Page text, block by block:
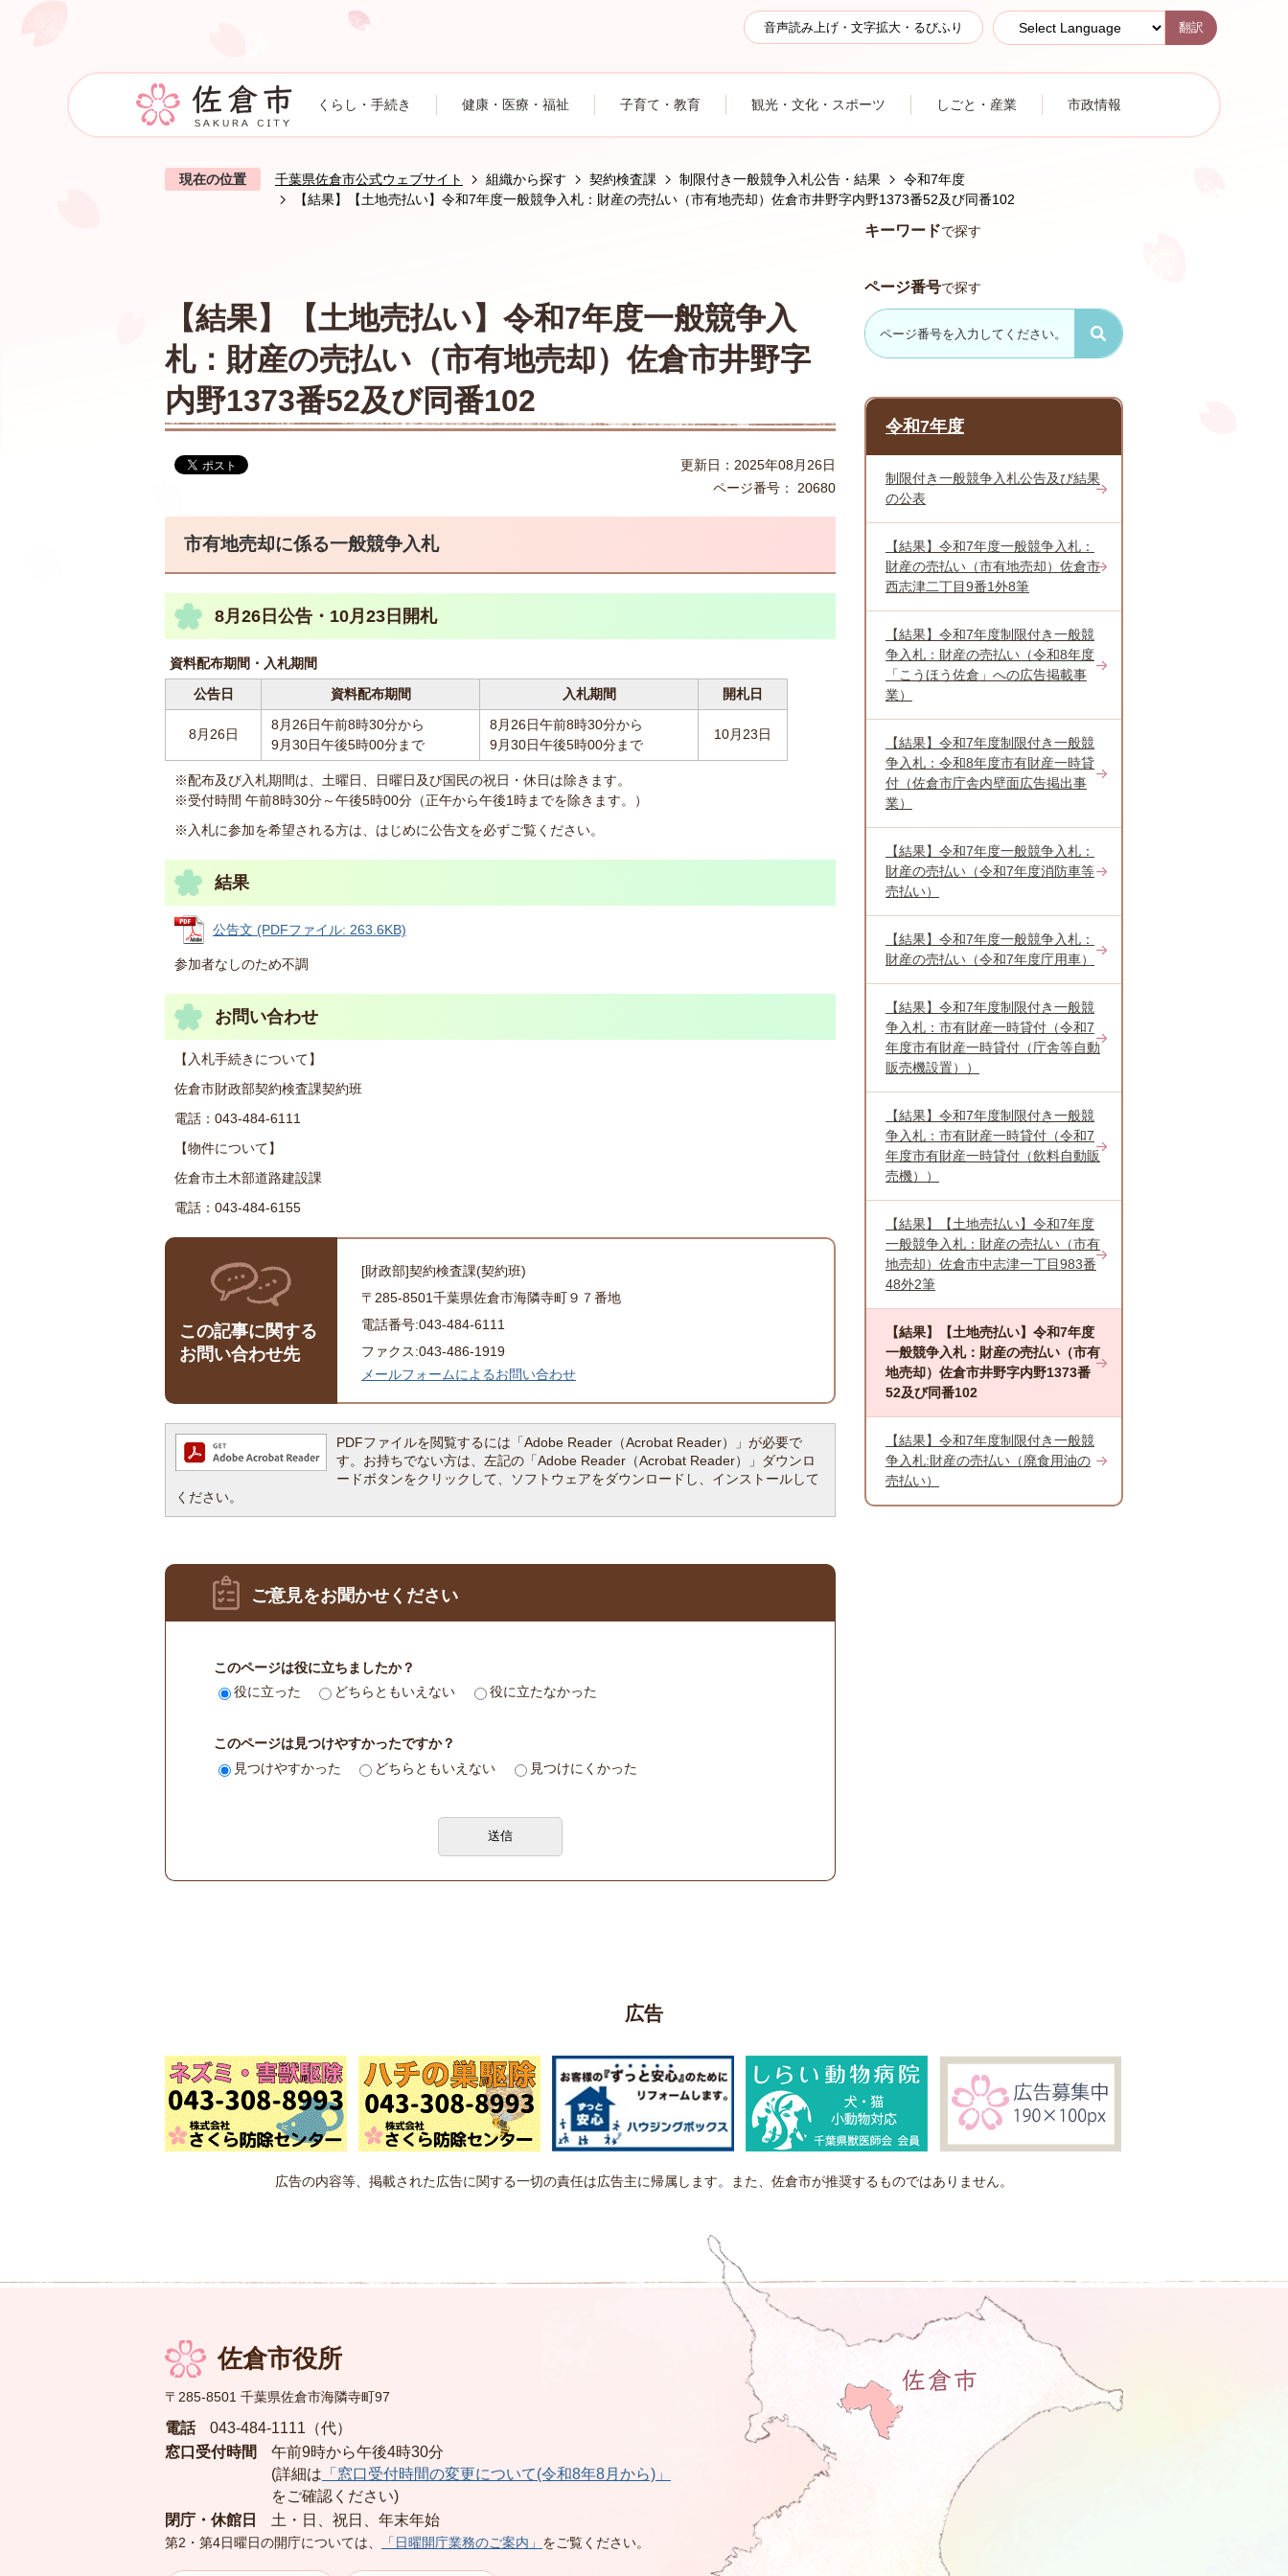
音声読み上げ・文字拡大・るびふり 翻訳
くらし・手続き 健康・医療・福祉 子育て・教育 観光・文化・スポーツ しごと・産業 市政情報
現在の位置 千葉県佐倉市公式ウェブサイト 組織から探す 契約検査課 制限付き一般競争入札公告・結果
令和7年度
【結果】【土地売払い】令和7年度一般競争入札：財産の売払い（市有地売却）佐倉市井野字内野1373番52及び同番102
【結果】【土地売払い】令和7年度一般競争入
札：財産の売払い（市有地売却）佐倉市井野字
内野1373番52及び同番102
更新日：2025年08月26日
ページ番号：
20680
市有地売却に係る一般競争入札
8月26日公告・10月23日開札
資料配布期間・入札期間
公告日
資料配布期間 入札期間 開札日
8月26日
8月26日午前8時30分から
9月30日午後5時00分まで
8月26日午前8時30分から
9月30日午後5時00分まで
10月23日
※配布及び入札期間は、土曜日、日曜日及び国民の祝日・休日は除きます。
※受付時間 午前8時30分～午後5時00分（正午から午後1時までを除きます。）
※入札に参加を希望される方は、はじめに公告文を必ずご覧ください。
結果
公告文 (PDFファイル: 263.6KB)
参加者なしのため不調
お問い合わせ
【入札手続きについて】
佐倉市財政部契約検査課契約班
電話：043-484-6111
【物件について】
佐倉市土木部道路建設課
電話：043-484-6155
この記事に関する
お問い合わせ先
[財政部]契約検査課(契約班)
〒285-8501千葉県佐倉市海隣寺町９７番地
電話番号:043-484-6111
ファクス:043-486-1919
メールフォームによるお問い合わせ
PDFファイルを閲覧するには「Adobe Reader（Acrobat Reader）」が必要で
す。お持ちでない方は、左記の「Adobe Reader（Acrobat Reader）」ダウンロ
ードボタンをクリックして、ソフトウェアをダウンロードし、インストールして
ください。
ご意見をお聞かせください
このページは役に立ちましたか？
役に立った
どちらともいえない 役に立たなかった
このページは見つけやすかったですか？
見つけやすかった
どちらともいえない 見つけにくかった
キーワードで探す
ページ番号で探す
令和7年度
制限付き一般競争入札公告及び結果
の公表
【結果】令和7年度一般競争入札：
財産の売払い（市有地売却）佐倉市
西志津二丁目9番1外8筆
【結果】令和7年度制限付き一般競
争入札：財産の売払い（令和8年度
「こうほう佐倉」への広告掲載事
業）
【結果】令和7年度制限付き一般競
争入札：令和8年度市有財産一時貸
付（佐倉市庁舎内壁面広告掲出事
業）
【結果】令和7年度一般競争入札：
財産の売払い（令和7年度消防車等
売払い）
【結果】令和7年度一般競争入札：
財産の売払い（令和7年度庁用車）
【結果】令和7年度制限付き一般競
争入札：市有財産一時貸付（令和7
年度市有財産一時貸付（庁舎等自動
販売機設置））
【結果】令和7年度制限付き一般競
争入札：市有財産一時貸付（令和7
年度市有財産一時貸付（飲料自動販
売機））
【結果】【土地売払い】令和7年度
一般競争入札：財産の売払い（市有
地売却）佐倉市中志津一丁目983番
48外2筆
【結果】【土地売払い】令和7年度
一般競争入札：財産の売払い（市有
地売却）佐倉市井野字内野1373番
52及び同番102
【結果】令和7年度制限付き一般競
争入札:財産の売払い（廃食用油の
売払い）
広告
広告の内容等、掲載された広告に関する一切の責任は広告主に帰属します。また、佐倉市が推奨するものではありません。
佐倉市役所
〒285-8501 千葉県佐倉市海隣寺町97
電話
043-484-1111（代）
窓口受付時間
午前9時から午後4時30分
(詳細は 「窓口受付時間の変更について(令和8年8月から)」
をご確認ください)
閉庁・休館日
土・日、祝日、年末年始
第2・第4日曜日の開庁については、 「日曜開庁業務のご案内」 をご覧ください。